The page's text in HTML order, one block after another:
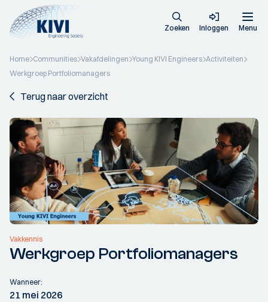
Zoeken Inloggen Menu
Home Communities Vakafdelingen Young KIVI Engineers Activiteiten
Werkgroep Portfoliomanagers
Terug naar overzicht
Vakkennis
Werkgroep Portfoliomanagers
Wanneer:
21 mei 2026